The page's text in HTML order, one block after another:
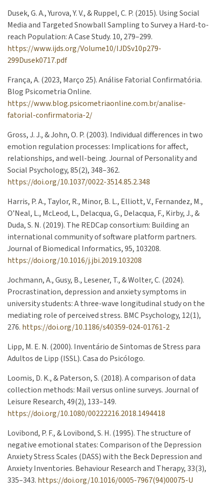
Dusek, G. A., Yurova, Y. V., & Ruppel, C. P. (2015). Using Social
Media and Targeted Snowball Sampling to Survey a Hard-to-
reach Population: A Case Study. 10, 279–299.
https://www.ijds.org/Volume10/IJDSv10p279-
299Dusek0717.pdf
França, A. (2023, Março 25). Análise Fatorial Confirmatória.
Blog Psicometria Online.
https://www.blog.psicometriaonline.com.br/analise-
fatorial-confirmatoria-2/
Gross, J. J., & John, O. P. (2003). Individual differences in two
emotion regulation processes: Implications for affect,
relationships, and well-being. Journal of Personality and
Social Psychology, 85(2), 348–362.
https://doi.org/10.1037/0022-3514.85.2.348
Harris, P. A., Taylor, R., Minor, B. L., Elliott, V., Fernandez, M.,
O’Neal, L., McLeod, L., Delacqua, G., Delacqua, F., Kirby, J., &
Duda, S. N. (2019). The REDCap consortium: Building an
international community of software platform partners.
Journal of Biomedical Informatics, 95, 103208.
https://doi.org/10.1016/j.jbi.2019.103208
Jochmann, A., Gusy, B., Lesener, T., & Wolter, C. (2024).
Procrastination, depression and anxiety symptoms in
university students: A three-wave longitudinal study on the
mediating role of perceived stress. BMC Psychology, 12(1),
276. https://doi.org/10.1186/s40359-024-01761-2
Lipp, M. E. N. (2000). Inventário de Sintomas de Stress para
Adultos de Lipp (ISSL). Casa do Psicólogo.
Loomis, D. K., & Paterson, S. (2018). A comparison of data
collection methods: Mail versus online surveys. Journal of
Leisure Research, 49(2), 133–149.
https://doi.org/10.1080/00222216.2018.1494418
Lovibond, P. F., & Lovibond, S. H. (1995). The structure of
negative emotional states: Comparison of the Depression
Anxiety Stress Scales (DASS) with the Beck Depression and
Anxiety Inventories. Behaviour Research and Therapy, 33(3),
335–343. https://doi.org/10.1016/0005-7967(94)00075-U